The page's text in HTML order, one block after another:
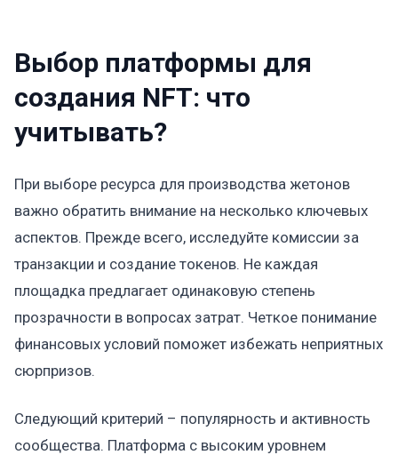
Выбор платформы для
создания NFT: что
учитывать?
При выборе ресурса для производства жетонов
важно обратить внимание на несколько ключевых
аспектов. Прежде всего, исследуйте комиссии за
транзакции и создание токенов. Не каждая
площадка предлагает одинаковую степень
прозрачности в вопросах затрат. Четкое понимание
финансовых условий поможет избежать неприятных
сюрпризов.
Следующий критерий – популярность и активность
сообщества. Платформа с высоким уровнем